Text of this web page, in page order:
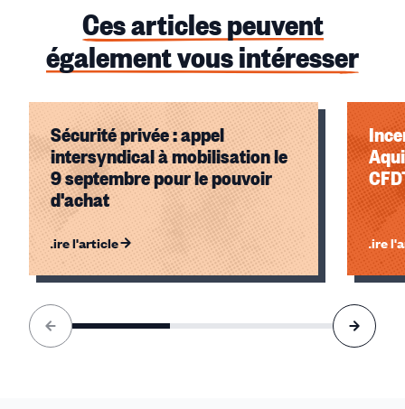
Ces articles peuvent
également vous intéresser
Sécurité privée : appel
intersyndical à mobilisation le
9 septembre pour le pouvoir
d'achat
Lire l'article
Aquitaine :
Lire